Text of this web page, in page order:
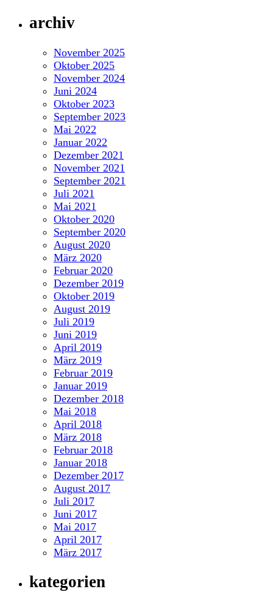
archiv
November 2025
Oktober 2025
November 2024
Juni 2024
Oktober 2023
September 2023
Mai 2022
Januar 2022
Dezember 2021
November 2021
September 2021
Juli 2021
Mai 2021
Oktober 2020
September 2020
August 2020
März 2020
Februar 2020
Dezember 2019
Oktober 2019
August 2019
Juli 2019
Juni 2019
April 2019
März 2019
Februar 2019
Januar 2019
Dezember 2018
Mai 2018
April 2018
März 2018
Februar 2018
Januar 2018
Dezember 2017
August 2017
Juli 2017
Juni 2017
Mai 2017
April 2017
März 2017
kategorien